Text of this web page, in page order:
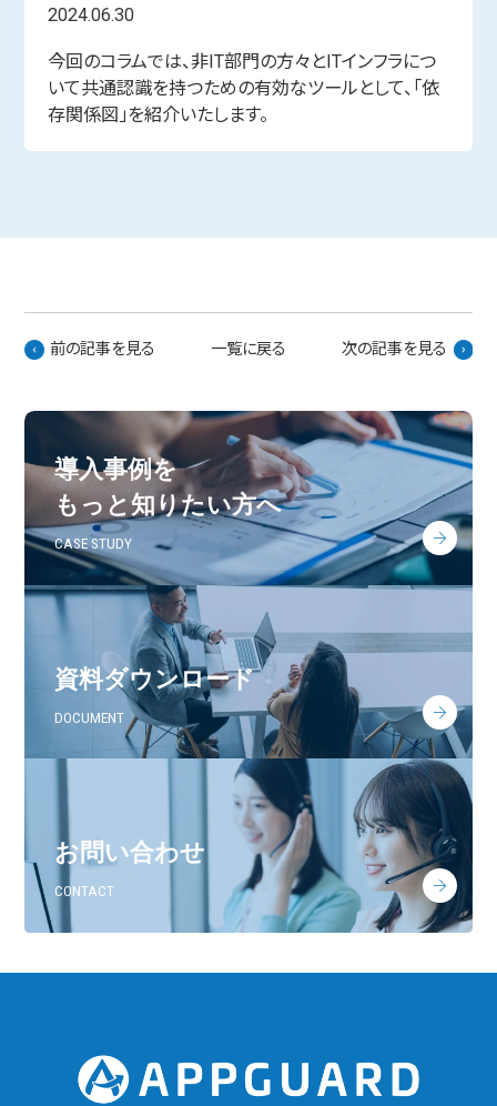
2024.06.30
今回のコラムでは、非IT部門の方々とITインフラにつ
いて共通認識を持つための有効なツールとして、「依
存関係図」を紹介いたします。
前の記事を見る 一覧に戻る 次の記事を見る
導入事例を
もっと知りたい方へ
CASE STUDY
資料ダウンロード
DOCUMENT
お問い合わせ
CONTACT